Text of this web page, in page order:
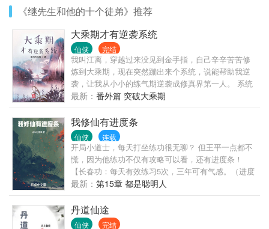
《继先生和他的十个徒弟》推荐
大乘期才有逆袭系统
仙侠 完结
我叫江离，穿越过来没见到金手指，自己辛辛苦苦修
炼到大乘期，现在突然蹦出来个系统，说能帮助我逆
袭，让我从小小的练气期逆袭成修真界第一人。 系统
大哥，你出来晚了，我，江离，当代人皇，九州共
尊，已经是修真界第一人了。
最新： 番外篇 突破大乘期
我修仙有进度条
仙侠 连载
开局小道士，每天打坐练功很无聊？ 但王平一点都不
慌，因为他练功不仅有攻略可以看，还有进度条！
【长春功：每天有效练习5次，三年可有气感。（进度
32/100，今日进度0/5）】
最新： 第15章 都是聪明人
丹道仙途
仙侠 完结